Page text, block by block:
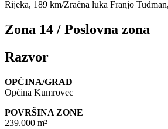
Rijeka, 189 km/Zračna luka Franjo
Zona 14 / Poslovna zona
Razvor
OPĆINA/GRAD
Općina Kumrovec
POVRŠINA ZONE
239.000 m²